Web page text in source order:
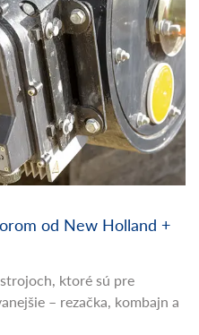
od New Holland +
ktoré sú pre
– rezačka, kombajn a